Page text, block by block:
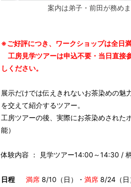
案内は弟子・前田が務め
※ご好評につき、ワークショップは全日
工房見学ツアーは申込不要・当日直接
しください。
展示だけでは伝えきれないお茶染めの
を交えて紹介するツアー。
工房ツアーの後、実際にお茶染めされた
能）
体験内容 ： 見学ツアー14:00～14:30 /
日程 満席8/10（日）・ 満席8/24（日